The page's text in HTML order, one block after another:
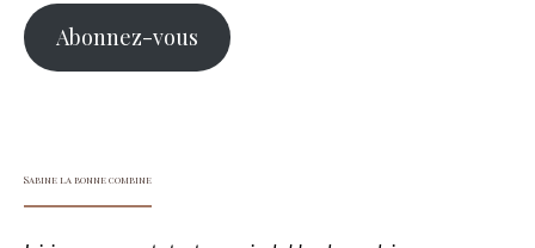
Abonnez-vous
Sabine la bonne combine